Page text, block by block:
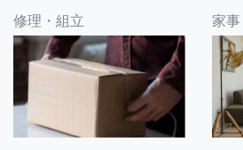
修理・組立 家事